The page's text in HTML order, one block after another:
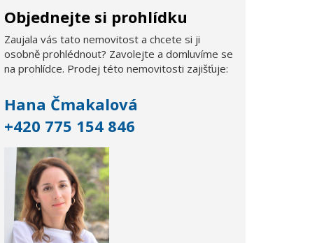
Objednejte si prohlídku
Zaujala vás tato nemovitost a chcete si ji
osobně prohlédnout? Zavolejte a domluvíme se
na prohlídce. Prodej této nemovitosti zajišťuje:
Hana Čmakalová
+420 775 154 846